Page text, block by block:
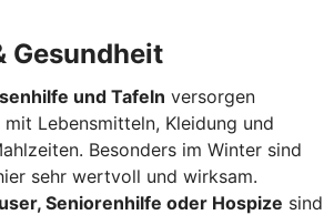
Gesundheit
und Tafeln versorgen
mit Lebensmitteln, Kleidung und
Besonders im Winter sind
sehr wertvoll und wirksam.
Seniorenhilfe oder Hospize sind